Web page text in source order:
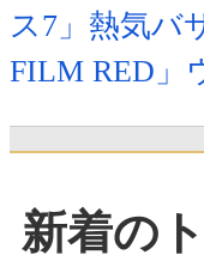
ス7」熱気バ
FILM RED」
新着の